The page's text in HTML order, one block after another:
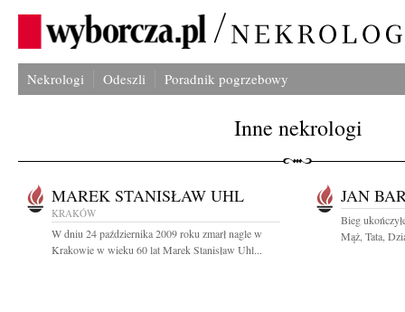
Nekrologi Odeszli Poradnik pogrzebowy
Inne nekrologi
MAREK STANISŁAW UHL
KRAKÓW
W dniu 24 października 2009 roku zmarł nagle w
Krakowie w wieku 60 lat Marek Stanisław Uhl...
JAN
Bieg
Mąż, Tata,